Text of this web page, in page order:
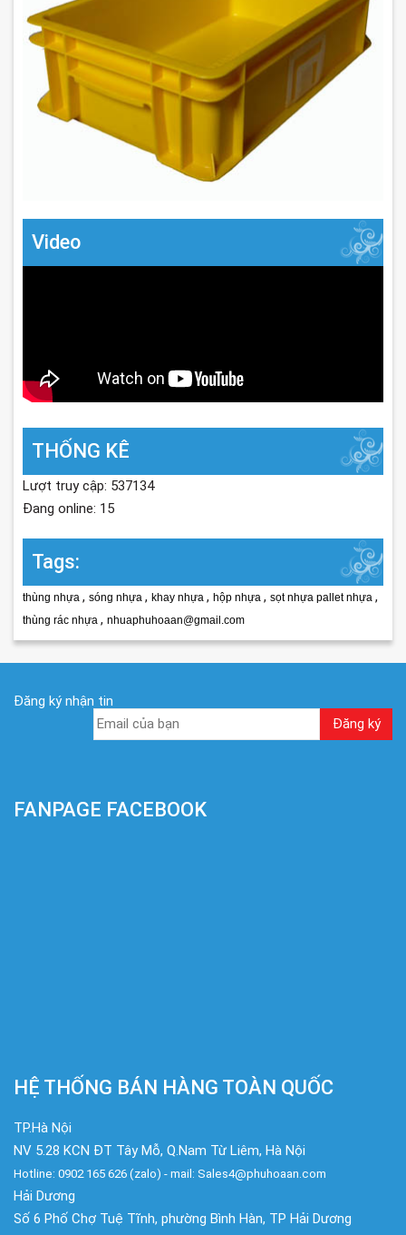
Video
THỐNG KÊ
Lượt truy cập: 537134
Đang online: 15
Tags:
thùng nhựa , sóng nhựa , khay nhựa , hộp nhựa , sọt nhựa pallet nhựa ,
thùng rác nhựa , nhuaphuhoaan@gmail.com
Đăng ký nhận tin
FANPAGE FACEBOOK
HỆ THỐNG BÁN HÀNG TOÀN QUỐC
TP.Hà Nội
NV 5.28 KCN ĐT Tây Mỗ, Q.Nam Từ Liêm, Hà Nội
Hotline: 0902 165 626 (zalo) - mail: Sales4@phuhoaan.com
Hải Dương
Số 6 Phố Chợ Tuệ Tĩnh, phường Bình Hàn, TP Hải Dương